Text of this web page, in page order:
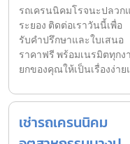
รถเครนนิคมโรจนะปลวก
ระยอง ติดต่อเราวันนี้เพื่อ
รับคำปรึกษาและใบเสนอ
ราคาฟรี พร้อมเนรมิตทุกง
ยกของคุณให้เป็นเรื่องง่าย
เช่ารถเครนนิคม